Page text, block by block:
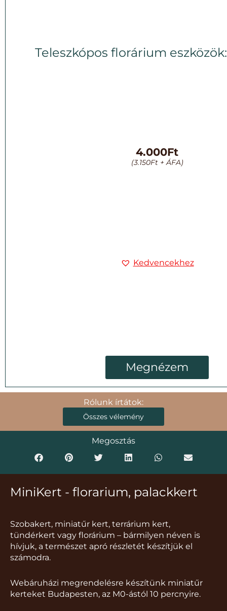
Teleszkópos florárium
4.000Ft
(3.150Ft+ ÁFA)
Kedvencekhez
Megnézem
Rólunk írtátok:
Összes vélemény
Megosztás
MiniKert - florarium, palackkert
Szobakert, miniatűr kert, terrárium kert,
tündérkert vagy florárium – bármilyen néven is
hívjuk, a természet apró részletét készítjük el
számodra.
Webáruházi megrendelésre készítünk miniatűr
kerteket Budapesten, az M0-ástól 10 percnyire.